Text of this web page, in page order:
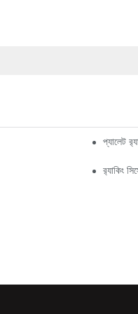
প্যালেট
র‍্যাকিং